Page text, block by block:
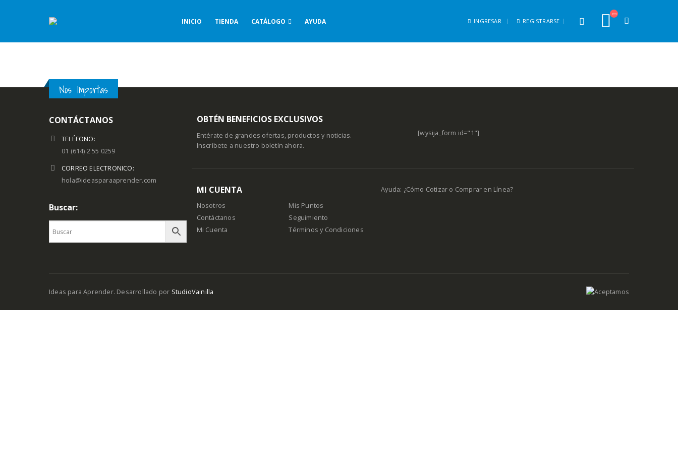
INICIO TIENDA CATÁLOGO AYUDA INGRESAR REGISTRARSE
Nos Importas
CONTÁCTANOS
TELÉFONO:
01 (614) 2 55 0259
CORREO ELECTRONICO:
hola@ideasparaaprender.com
Buscar:
OBTÉN BENEFICIOS EXCLUSIVOS
Entérate de grandes ofertas, productos y noticias.
Inscríbete a nuestro boletín ahora.
[wysija_form id="1"]
MI CUENTA
Nosotros
Contáctanos
Mi Cuenta
Mis Puntos
Seguimiento
Términos y Condiciones
Ayuda: ¿Cómo Cotizar o Comprar en Línea?
Ideas para Aprender. Desarrollado por StudioVainilla